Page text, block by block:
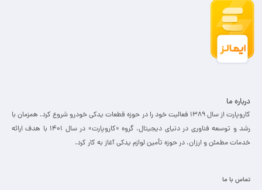
درباره ما
کاروپارت از سال ۱۳۸۹ فعالیت خود را در حوزه قطعات یدکی خودرو شروع کرد. همزمان با
رشد و توسعه فناوری در دنیای دیجیتال، گروه «کاروپارت» در سال ۱۴۰۱ با هدف ارائه
خدمات مطمئن و ارزان، ­در حوزه تأمین لوازم یدکی آغاز به کار کرد.
تماس با ما